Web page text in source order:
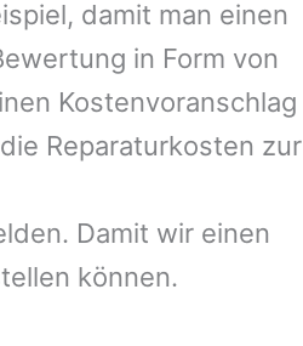
damit man einen
in Form von
Kostenvoranschlag
Reparaturkosten zur
Damit wir einen
können.